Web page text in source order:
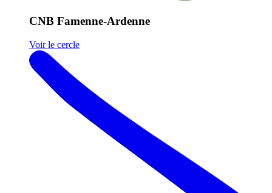
CNB Famenne-Ardenne
Voir le cercle